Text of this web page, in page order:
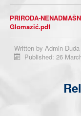
PRIRODA-
Glomazić.pdf
Written by Admin Duda
Published: 26